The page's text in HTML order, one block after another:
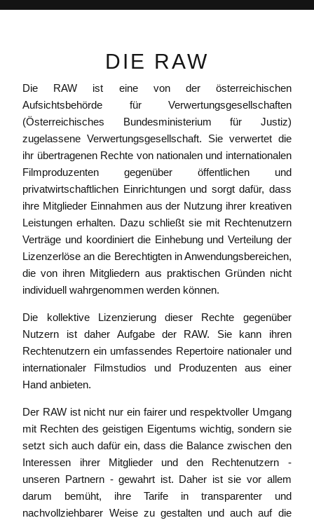
DIE RAW
Die RAW ist eine von der österreichischen
Aufsichtsbehörde für Verwertungsgesellschaften
(Österreichisches Bundesministerium für Justiz)
zugelassene Verwertungsgesellschaft. Sie verwertet die
ihr übertragenen Rechte von nationalen und internationalen
Filmproduzenten gegenüber öffentlichen und
privatwirtschaftlichen Einrichtungen und sorgt dafür, dass
ihre Mitglieder Einnahmen aus der Nutzung ihrer kreativen
Leistungen erhalten. Dazu schließt sie mit Rechtenutzern
Verträge und koordiniert die Einhebung und Verteilung der
Lizenzerlöse an die Berechtigten in Anwendungsbereichen,
die von ihren Mitgliedern aus praktischen Gründen nicht
individuell wahrgenommen werden können.
Die kollektive Lizenzierung dieser Rechte gegenüber
Nutzern ist daher Aufgabe der RAW. Sie kann ihren
Rechtenutzern ein umfassendes Repertoire nationaler und
internationaler Filmstudios und Produzenten aus einer
Hand anbieten.
Der RAW ist nicht nur ein fairer und respektvoller Umgang
mit Rechten des geistigen Eigentums wichtig, sondern sie
setzt sich auch dafür ein, dass die Balance zwischen den
Interessen ihrer Mitglieder und den Rechtenutzern -
unseren Partnern - gewahrt ist. Daher ist sie vor allem
darum bemüht, ihre Tarife in transparenter und
nachvollziehbarer Weise zu gestalten und auch auf die